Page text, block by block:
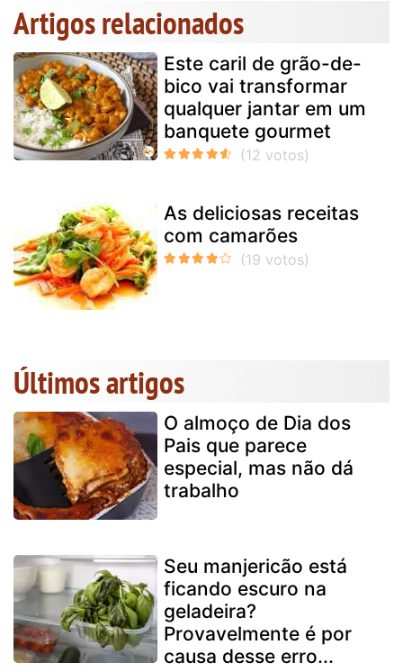
Artigos relacionados
Este caril de grão-de-
bico vai transformar
qualquer jantar em um
banquete gourmet
As deliciosas receitas
com camarões
Últimos artigos
O almoço de Dia dos
Pais que parece
especial, mas não dá
trabalho
Seu manjericão está
ficando escuro na
geladeira?
Provavelmente é por
causa desse erro...